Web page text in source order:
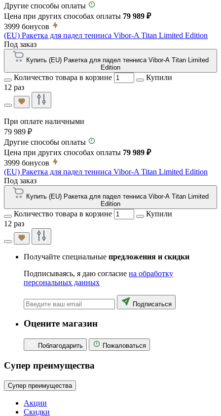
Другие способы оплаты
Цена при других способах оплаты 79 989 ₽
3999 бонусов
(EU) Ракетка для падел тенниса Vibor-A Titan Limited Edition
Под заказ
Купить (EU) Ракетка для падел тенниса Vibor-A Titan Limited
Edition
Количество товара в корзине
Купили
12 раз
При оплате наличными
79 989 ₽
Другие способы оплаты
Цена при других способах оплаты 79 989 ₽
3999 бонусов
(EU) Ракетка для падел тенниса Vibor-A Titan Limited Edition
Под заказ
Купить (EU) Ракетка для падел тенниса Vibor-A Titan Limited
Edition
Количество товара в корзине
Купили
12 раз
Получайте специальные предложения и скидки
Подписываясь, я даю согласие на обработку
персональных данных
Подписаться
Оцените магазин
Поблагодарить Пожаловаться
Супер преимущества
Супер преимущества
Акции
Скидки